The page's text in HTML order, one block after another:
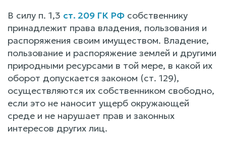
В силу п. 1,3 ст. 209 ГК РФ собственнику
принадлежит права владения, пользования и
распоряжения своим имуществом. Владение,
пользование и распоряжение землей и другими
природными ресурсами в той мере, в какой их
оборот допускается законом (ст. 129),
осуществляются их собственником свободно,
если это не наносит ущерб окружающей
среде и не нарушает прав и законных
интересов других лиц.